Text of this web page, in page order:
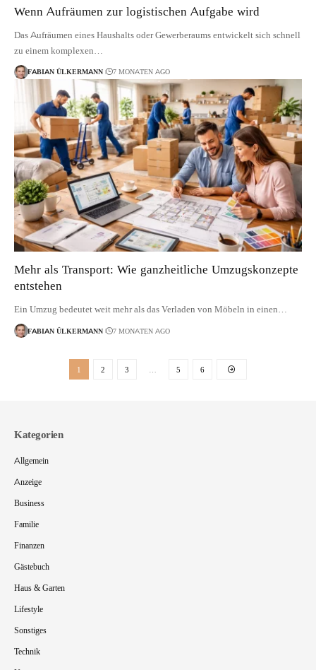
Wenn Aufräumen zur logistischen Aufgabe wird
Das Aufräumen eines Haushalts oder Gewerberaums entwickelt sich schnell
zu einem komplexen…
FABIAN ÜLKERMANN 7 MONATEN AGO
Mehr als Transport: Wie ganzheitliche Umzugskonzepte
entstehen
Ein Umzug bedeutet weit mehr als das Verladen von Möbeln in einen…
FABIAN ÜLKERMANN 7 MONATEN AGO
1 2 3 5 6
Kategorien
Allgemein
Anzeige
Business
Familie
Finanzen
Gästebuch
Haus & Garten
Lifestyle
Sonstiges
Technik